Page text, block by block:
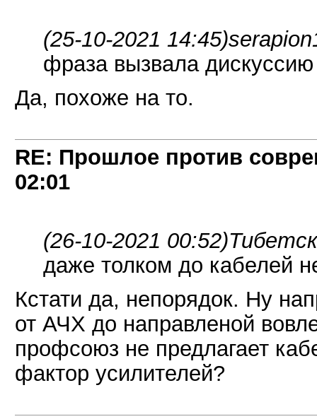
(25-10-2021 14:45)
фраза вызвала
Да, похоже на то.
RE: Прошлое против
02:01
(26-10-2021 00:52)
даже толком до кабелей
Кстати да, непорядок. Ну
от АЧХ до направленой
профсоюз не предлагает
фактор усилителей?